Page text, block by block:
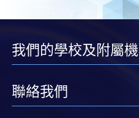
我們的學校及附屬
聯絡我們